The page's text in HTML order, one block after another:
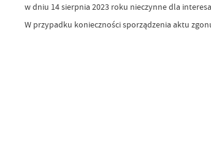
w dniu 14 sierpnia 2023 roku nieczynne dla
W przypadku konieczności sporządzenia aktu